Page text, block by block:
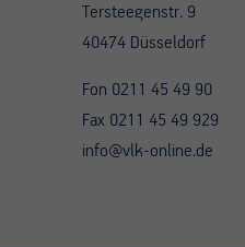
Tersteegenstr. 9
40474 Düsseldorf
Fon 0211 45 49 90
Fax 0211 45 49 929
info@vlk-online.de